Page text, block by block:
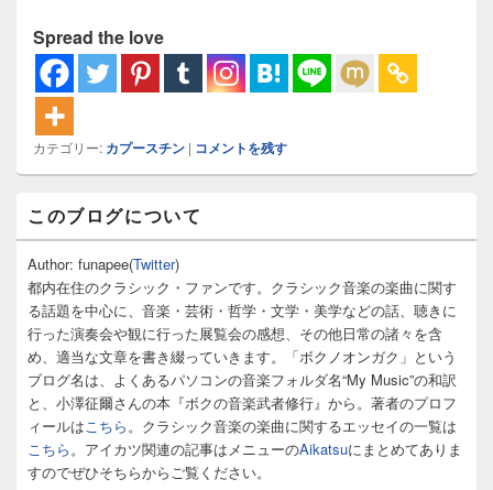
Spread the love
カテゴリー: カプースチン | コメントを残す
ン
サ
イ
バ
ー
ウ
ィ
ト
エ
このブログについて
Author: funapee(Twitter)
都内在住のクラシック・ファンです。クラシック音楽の楽曲に関す
る話題を中心に、音楽・芸術・哲学・文学・美学などの話、聴きに
行った演奏会や観に行った展覧会の感想、その他日常の諸々を含
め、適当な文章を書き綴っていきます。「ボクノオンガク」という
ブログ名は、よくあるパソコンの音楽フォルダ名“My Music”の和訳
と、小澤征爾さんの本『ボクの音楽武者修行』から。著者のプロフ
ィールは こちら 。クラシック音楽の楽曲に関するエッセイの一覧は
こちら 。アイカツ関連の記事はメニューのAikatsuにまとめてありま
すのでぜひそちらからご覧ください。